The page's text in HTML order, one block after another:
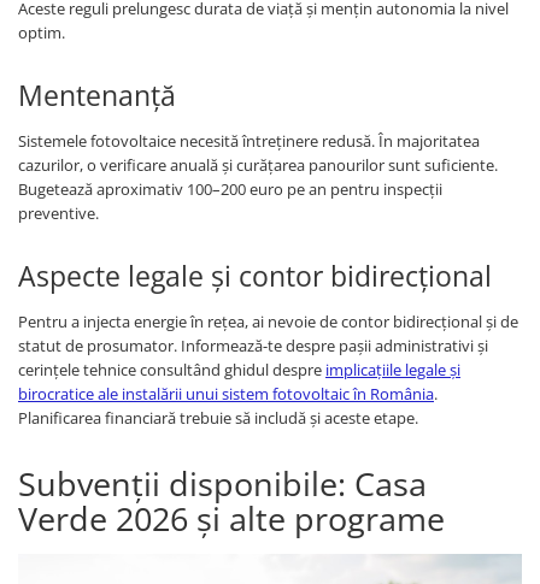
Aceste reguli prelungesc durata de viață și mențin autonomia la nivel
optim.
Mentenanță
Sistemele fotovoltaice necesită întreținere redusă. În majoritatea
cazurilor, o verificare anuală și curățarea panourilor sunt suficiente.
Bugetează aproximativ 100–200 euro pe an pentru inspecții
preventive.
Aspecte legale și contor bidirecțional
Pentru a injecta energie în rețea, ai nevoie de contor bidirecțional și de
statut de prosumator. Informează-te despre pașii administrativi și
cerințele tehnice consultând ghidul despre implicațiile legale și
birocratice ale instalării unui sistem fotovoltaic în România.
Planificarea financiară trebuie să includă și aceste etape.
Subvenții disponibile: Casa
Verde 2026 și alte programe